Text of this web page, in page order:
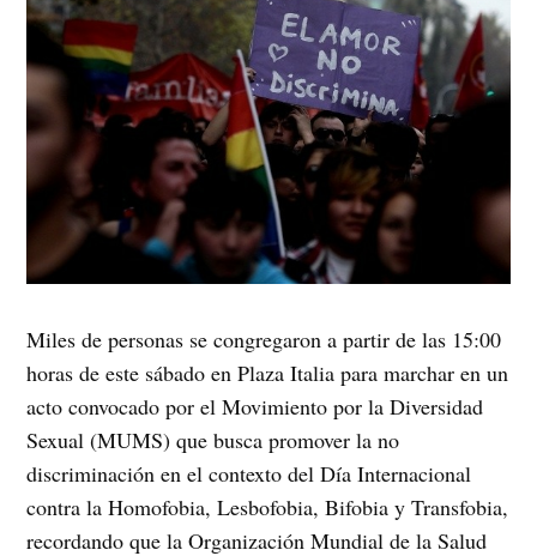
Miles de personas se congregaron a partir de las 15:00
horas de este sábado en Plaza Italia para marchar en un
acto convocado por el Movimiento por la Diversidad
Sexual (MUMS) que busca promover la no
discriminación en el contexto del Día Internacional
contra la Homofobia, Lesbofobia, Bifobia y Transfobia,
recordando que la Organización Mundial de la Salud